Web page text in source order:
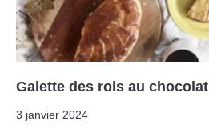
Galette des rois au chocolat
3 janvier 2024